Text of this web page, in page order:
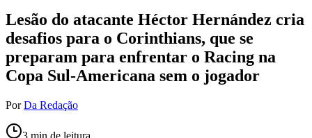
Lesão do atacante Héctor Hernández cria
desafios para o Corinthians, que se
preparam para enfrentar o Racing na
Copa Sul-Americana sem o jogador
Por Da Redação
3 min de leitura